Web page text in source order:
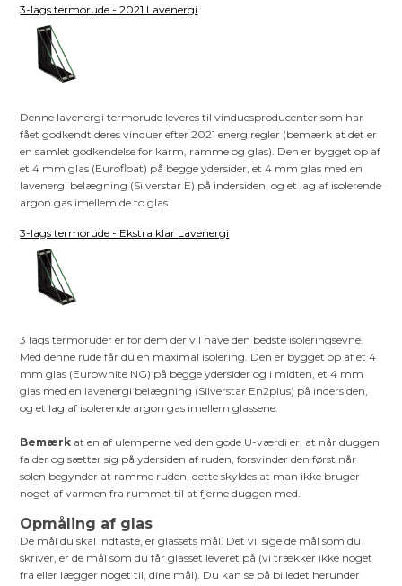
3-lags termorude - 2021 Lavenergi
Denne lavenergi termorude leveres til vinduesproducenter som har
fået godkendt deres vinduer efter 2021 energiregler (bemærk at det er
en samlet godkendelse for karm, ramme og glas). Den er bygget op af
et 4 mm glas (Eurofloat) på begge ydersider, et 4 mm glas med en
lavenergi belægning (Silverstar E) på indersiden, og et lag af isolerende
argon gas imellem de to glas.
3-lags termorude - Ekstra klar Lavenergi
3 lags termoruder er for dem der vil have den bedste isoleringsevne.
Med denne rude får du en maximal isolering. Den er bygget op af et 4
mm glas (Eurowhite NG) på begge ydersider og i midten, et 4 mm
glas med en lavenergi belægning (Silverstar En2plus) på indersiden,
og et lag af isolerende argon gas imellem glassene.
Bemærk at en af ulemperne ved den gode U-værdi er, at når duggen
falder og sætter sig på ydersiden af ruden, forsvinder den først når
solen begynder at ramme ruden, dette skyldes at man ikke bruger
noget af varmen fra rummet til at fjerne duggen med.
Opmåling af glas
De mål du skal indtaste, er glassets mål. Det vil sige de mål som du
skriver, er de mål som du får glasset leveret på (vi trækker ikke noget
fra eller lægger noget til, dine mål). Du kan se på billedet herunder